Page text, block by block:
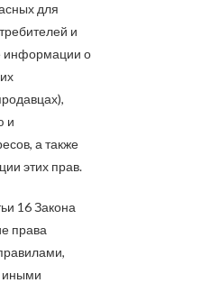
для
и
информации о
и
а также
этих прав.
16 Закона
права
иными